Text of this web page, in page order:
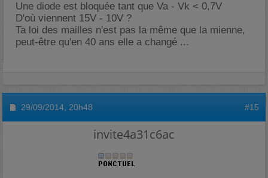
Une diode est bloquée tant que Va - Vk < 0,7V
D'où viennent 15V - 10V ?
Ta loi des mailles n'est pas la même que la mienne,
peut-être qu'en 40 ans elle a changé ...
29/09/2014, 20h48 #15
invite4a31c6ac